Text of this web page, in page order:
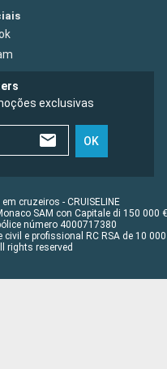
exclusivas
OK
cruzeiros - CRUISELINE
SAM con Capitale di 150 000 €
número 4000717380
e profissional RC RSA de 10 000
rights reserved